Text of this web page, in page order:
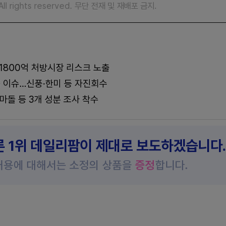
rights reserved. 무단 전재 및 재배포 금지.
억 처방시장 리스크 노출
슈...신풍·한미 등 자진회수
돌 등 3개 성분 조사 착수
1위 데일리팜이 제대로 보도하겠습니다.
에 대해서는 소정의 상품을 증정합니다.